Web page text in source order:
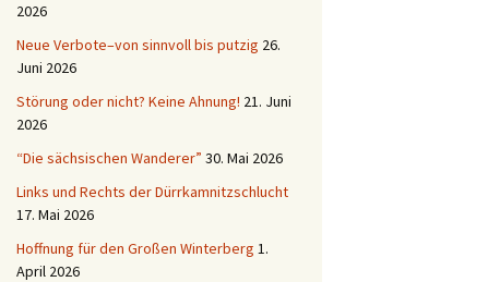
2026
Neue Verbote–von sinnvoll bis putzig 26.
Juni 2026
Störung oder nicht? Keine Ahnung! 21. Juni
2026
“Die sächsischen Wanderer” 30. Mai 2026
Links und Rechts der Dürrkamnitzschlucht
17. Mai 2026
Hoffnung für den Großen Winterberg 1.
April 2026